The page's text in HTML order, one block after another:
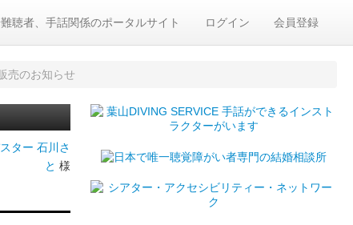
ログイン 会員登録
聴者、手話関係のポータルサイト
売のお知らせ
ター 石川さ
と 様